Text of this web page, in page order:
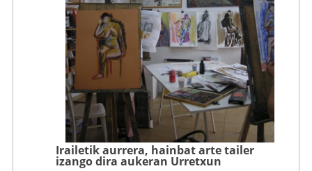
Irailetik aurrera, hainbat arte tailer
izango dira aukeran Urretxun